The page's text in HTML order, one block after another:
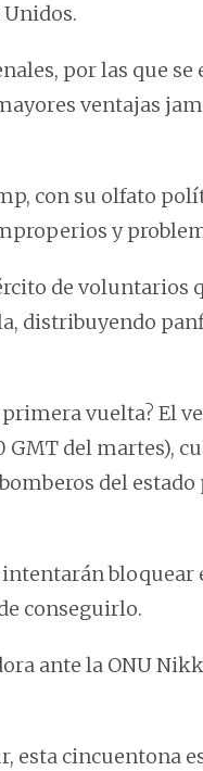
Unidos.
por las que se
ventajas
con su olfato
y
de voluntarios
distribuyendo
vuelta? El
GMT del martes),
del
conseguirlo.
ante la ONU
esta cincuentona